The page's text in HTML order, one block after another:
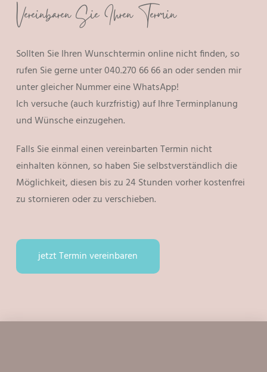
Vereinbaren Sie Ihren Termin
Sollten Sie Ihren Wunschtermin online nicht finden, so
rufen Sie gerne unter 040.270 66 66 an oder senden mir
unter gleicher Nummer eine WhatsApp!
Ich versuche (auch kurzfristig) auf Ihre Terminplanung
und Wünsche einzugehen.
Falls Sie einmal einen vereinbarten Termin nicht
einhalten können, so haben Sie selbstverständlich die
Möglichkeit, diesen bis zu 24 Stunden vorher kostenfrei
zu stornieren oder zu verschieben.
jetzt Termin vereinbaren